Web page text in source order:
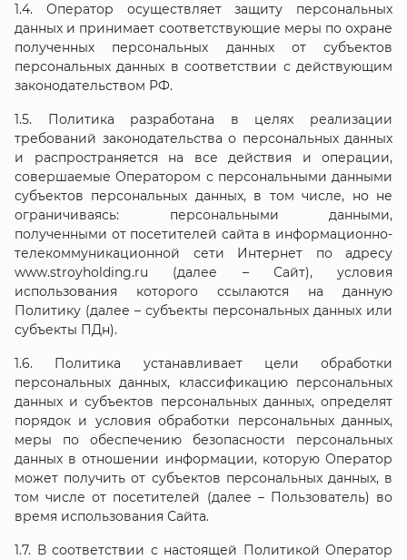
1.4. Оператор осуществляет защиту персональных
данных и принимает соответствующие меры по охране
полученных персональных данных от субъектов
персональных данных в соответствии с действующим
законодательством РФ.
1.5. Политика разработана в целях реализации
требований законодательства о персональных данных
и распространяется на все действия и операции,
совершаемые Оператором с персональными данными
субъектов персональных данных, в том числе, но не
ограничиваясь: персональными данными,
полученными от посетителей сайта в информационно-
телекоммуникационной сети Интернет по адресу
www.stroyholding.ru (далее – Сайт), условия
использования которого ссылаются на данную
Политику (далее – субъекты персональных данных или
субъекты ПДн).
1.6. Политика устанавливает цели обработки
персональных данных, классификацию персональных
данных и субъектов персональных данных, определят
порядок и условия обработки персональных данных,
меры по обеспечению безопасности персональных
данных в отношении информации, которую Оператор
может получить от субъектов персональных данных, в
том числе от посетителей (далее – Пользователь) во
время использования Сайта.
1.7. В соответствии с настоящей Политикой Оператор